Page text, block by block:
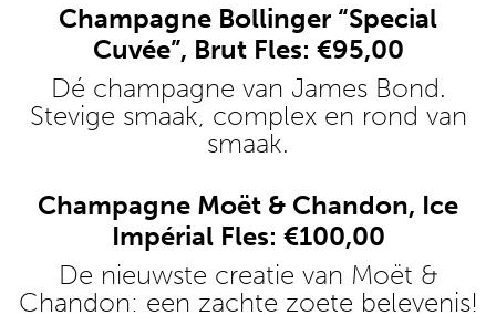
Champagne Bollinger “Special
Cuvée”, Brut Fles: €95,00
Dé champagne van James Bond.
Stevige smaak, complex en rond van
smaak.
Champagne Moët & Chandon, Ice
Impérial Fles: €100,00
De nieuwste creatie van Moët &
Chandon: een zachte zoete belevenis!